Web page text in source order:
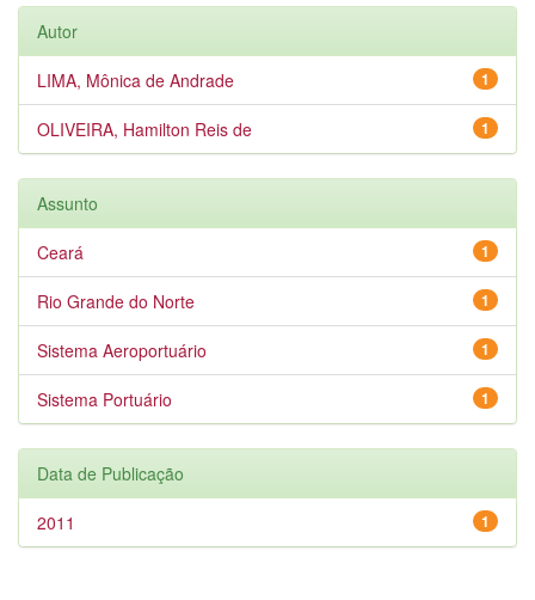
Autor
1
LIMA, Mônica de Andrade
1
OLIVEIRA, Hamilton Reis de
Assunto
1
Ceará
1
Rio Grande do Norte
1
Sistema Aeroportuário
1
Sistema Portuário
Data de Publicação
1
2011